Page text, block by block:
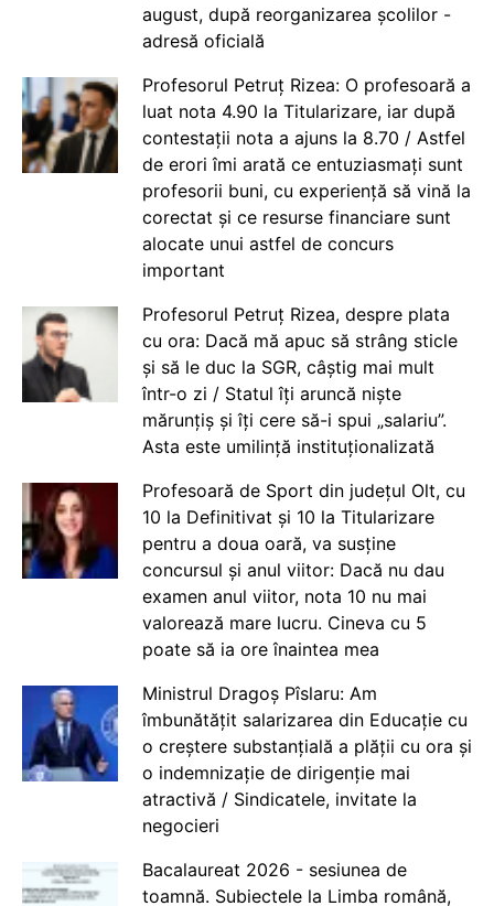
august, după reorganizarea școlilor -
adresă oficială
Profesorul Petruț Rizea: O profesoară a
luat nota 4.90 la Titularizare, iar după
contestații nota a ajuns la 8.70 / Astfel
de erori îmi arată ce entuziasmați sunt
profesorii buni, cu experiență să vină la
corectat și ce resurse financiare sunt
alocate unui astfel de concurs
important
Profesorul Petruț Rizea, despre plata
cu ora: Dacă mă apuc să strâng sticle
și să le duc la SGR, câștig mai mult
într-o zi / Statul îți aruncă niște
mărunțiș și îți cere să-i spui „salariu”.
Asta este umilință instituționalizată
Profesoară de Sport din județul Olt, cu
10 la Definitivat și 10 la Titularizare
pentru a doua oară, va susține
concursul și anul viitor: Dacă nu dau
examen anul viitor, nota 10 nu mai
valorează mare lucru. Cineva cu 5
poate să ia ore înaintea mea
Ministrul Dragoș Pîslaru: Am
îmbunătățit salarizarea din Educație cu
o creștere substanțială a plății cu ora și
o indemnizație de dirigenție mai
atractivă / Sindicatele, invitate la
negocieri
Bacalaureat 2026 - sesiunea de
toamnă. Subiectele la Limba română,